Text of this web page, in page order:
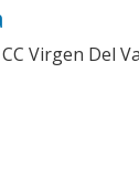
Virgen Del